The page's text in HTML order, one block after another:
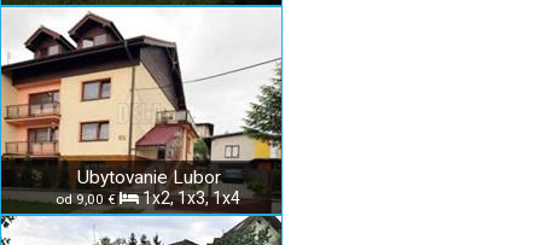
Ubytovanie Lubor
od 9,00 € 1x2, 1x3, 1x4